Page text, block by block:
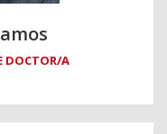
DOCTOR/A